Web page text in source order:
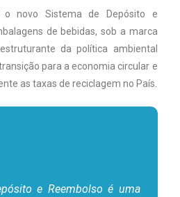
novo Sistema de Depósito e
de bebidas, sob a marca
da política ambiental
para a economia circular e
as taxas de reciclagem no País.
e Reembolso é uma